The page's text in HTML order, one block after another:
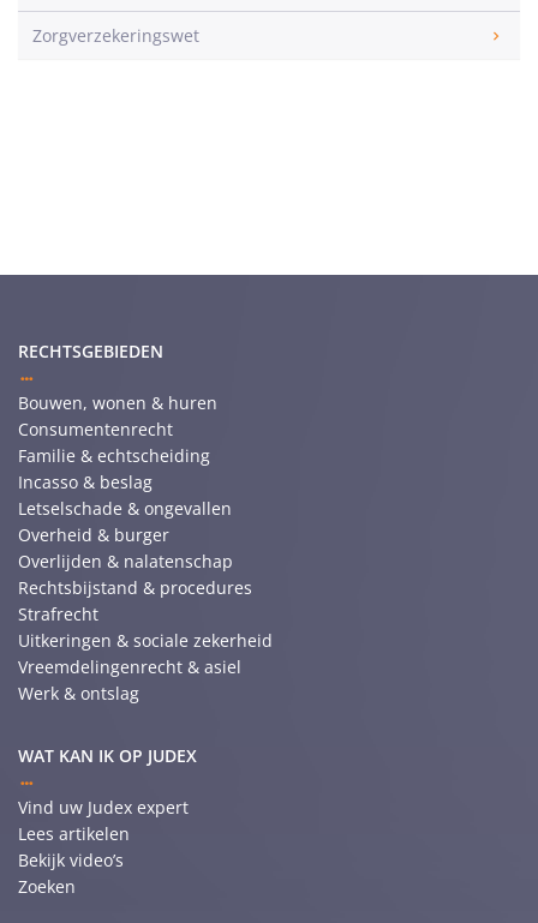
Zorgverzekeringswet
RECHTSGEBIEDEN
Bouwen, wonen & huren
Consumentenrecht
Familie & echtscheiding
Incasso & beslag
Letselschade & ongevallen
Overheid & burger
Overlijden & nalatenschap
Rechtsbijstand & procedures
Strafrecht
Uitkeringen & sociale zekerheid
Vreemdelingenrecht & asiel
Werk & ontslag
WAT KAN IK OP JUDEX
Vind uw Judex expert
Lees artikelen
Bekijk video’s
Zoeken